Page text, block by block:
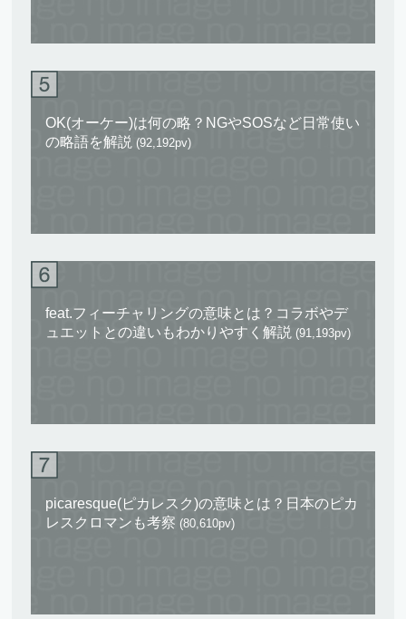
OK(オーケー)は何の略？NGやSOSなど日常使い
の略語を解説 (92,192pv)
feat.フィーチャリングの意味とは？コラボやデ
ュエットとの違いもわかりやすく解説 (91,193pv)
picaresque(ピカレスク)の意味とは？日本のピカ
レスクロマンも考察 (80,610pv)